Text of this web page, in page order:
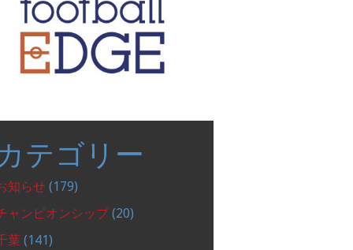
テゴリー
知らせ (179)
ャンピオンシップ(20)
葉 (141)